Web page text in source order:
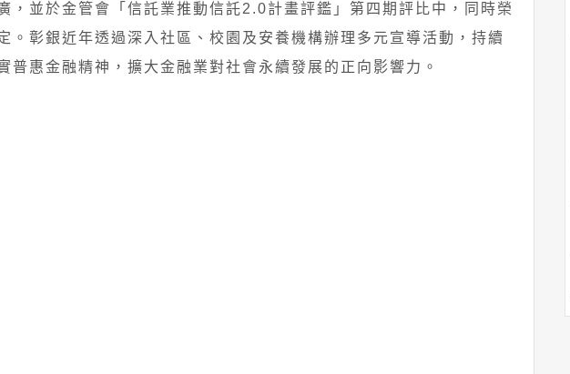
，並於金管會「信託業推動信託2.0計畫評鑑」第四期評比中，同時榮
。彰銀近年透過深入社區、校園及安養機構辦理多元宣導活動，持續
惠金融精神，擴大金融業對社會永續發展的正向影響力。